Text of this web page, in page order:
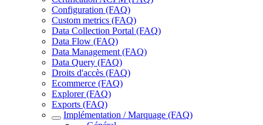
Configuration (FAQ)
Custom metrics (FAQ)
Data Collection Portal (FAQ)
Data Flow (FAQ)
Data Management (FAQ)
Data Query (FAQ)
Droits d'accès (FAQ)
Ecommerce (FAQ)
Explorer (FAQ)
Exports (FAQ)
Implémentation / Marquage (FAQ)